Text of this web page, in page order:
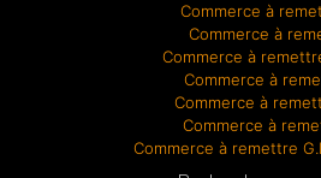
Commerce à
Commerce à
Commerce à
Commerce à
Commerce à
Commerce à
Commerce à remettre